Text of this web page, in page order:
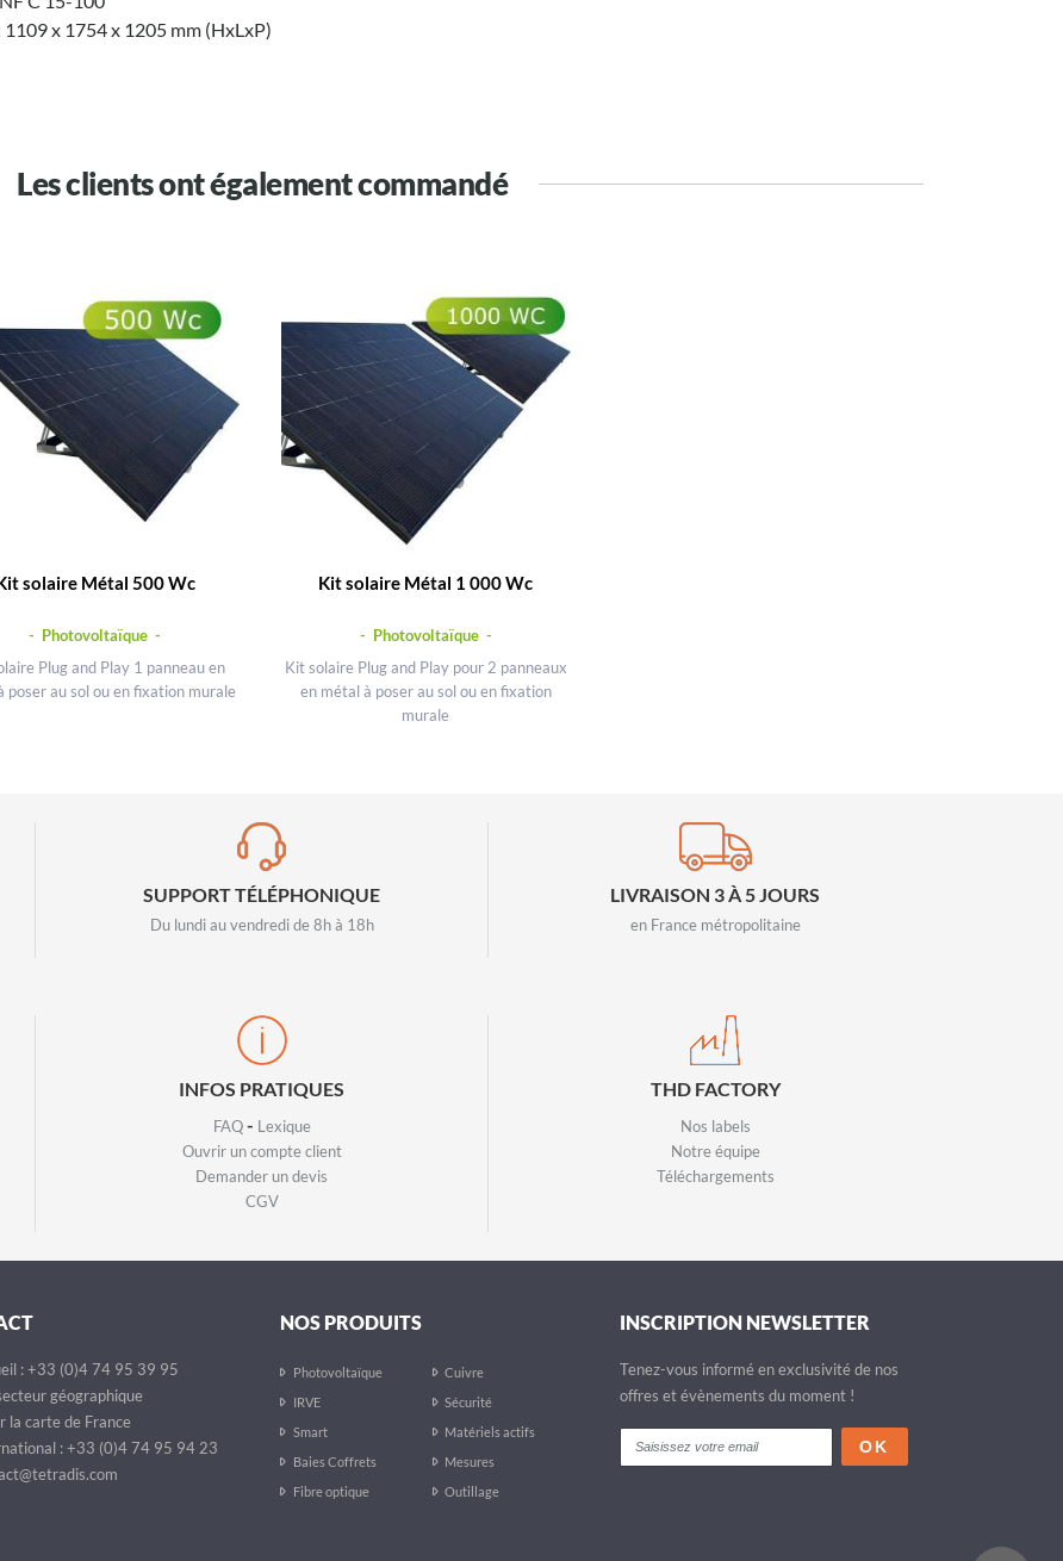
x 1754 x 1205 mm (HxLxP)
Les clients ont également commandé
solaire Métal 500 Wc
- Photovoltaïque -
Plug and Play 1 panneau en
poser au sol ou en fixation murale
Kit solaire Métal 1 000 Wc
- Photovoltaïque -
Kit solaire Plug and Play pour 2 panneaux
en métal à poser au sol ou en fixation
murale
SUPPORT TÉLÉPHONIQUE
Du lundi au vendredi de 8h à 18h
LIVRAISON 3 À 5 JOURS
en France métropolitaine
INFOS PRATIQUES
FAQ- Lexique
Ouvrir un compte client
Demander un devis
CGV
THD FACTORY
Nos labels
Notre équipe
Téléchargements
: +33 (0)4 74 95 39 95
géographique
la carte de France
: +33 (0)4 74 95 94 23
NOS PRODUITS
Photovoltaïque
IRVE
Smart
Baies Coffrets
Fibre optique
Cuivre
Sécurité
Matériels actifs
Mesures
Outillage
INSCRIPTION NEWSLETTER
Tenez-vous informé en exclusivité de nos
offres et évènements du moment !